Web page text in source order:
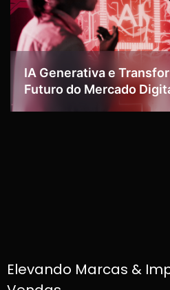
IA Generativa e
Futuro do Mercado
Elevando Marcas &